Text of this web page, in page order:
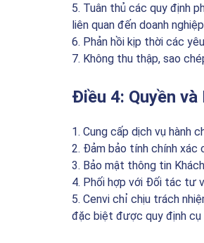
5. Tuân thủ các quy định
liên quan đến doanh
6. Phản hồi kịp thời các
7. Không thu thập, sao
Điều 4: Quyền
1. Cung cấp dịch vụ hành
2. Đảm bảo tính chính xác
3. Bảo mật thông tin
4. Phối hợp với Đối tác tư
5. Cenvi chỉ chịu trách
đặc biệt được quy định cụ